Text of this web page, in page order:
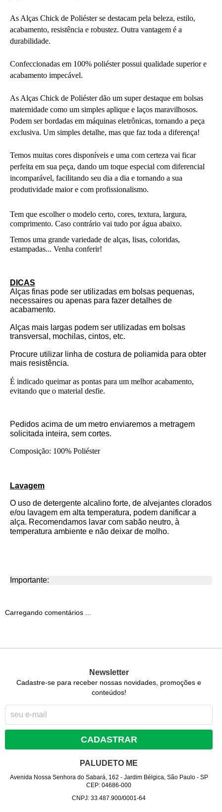
As Alças Chick de Poliéster se destacam pela beleza, estilo,
acabamento, resistência e robustez. Outra vantagem é a
durabilidade.
Confeccionadas em 100% poliéster possui qualidade superior e
acabamento impecável.
As Alças Chick de Poliéster dão um super destaque em bolsas
maternidade como um simples aplique e laços maravilhosos.
Podem ser bordadas em máquinas eletrônicas, tornando a peça
exclusiva. Um simples detalhe, mas que faz toda a diferença!
Temos muitas cores disponíveis e uma com certeza vai ficar
perfeita em sua peça, dando um toque especial com diferencial
incomparável, facilitando seu dia a dia e tornando a sua
produtividade maior e com profissionalismo.
Tem que escolher o modelo certo, cores, textura, largura,
comprimento. Caso contrário vai tudo por água abaixo.
Temos uma grande variedade de alças, lisas, coloridas,
estampadas... Venha conferir!
DICAS
Alças finas pode ser utilizadas em bolsas pequenas,
necessaires ou apenas para fazer detalhes de
acabamento.
Alças mais largas podem ser utilizadas em bolsas
transversal, mochilas, cintos, etc.
Procure utilizar linha de costura de poliamida para obter
mais resistência.
É indicado queimar as pontas para um melhor acabamento,
evitando que o material desfie.
Pedidos acima de um metro enviaremos a metragem
solicitada inteira, sem cortes.
Composição: 100% Poliéster
Lavagem
O uso de detergente alcalino forte, de alvejantes clorados
e/ou lavagem em alta temperatura, podem danificar a
alça. Recomendamos lavar com sabão neutro, à
temperatura ambiente e não deixar de molho.
Importante:
Carregando comentários ...
Newsletter
Cadastre-se para receber nossas novidades, promoções e
conteúdos!
CADASTRAR
PALUDETO ME
Avenida Nossa Senhora do Sabará, 162 - Jardim Bélgica, São Paulo- SP
CEP: 04686-000
CNPJ: 33.487.900/0001-64